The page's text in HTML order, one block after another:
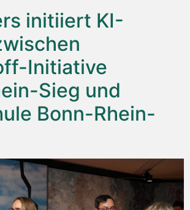
initiiert KI-
Initiative
Sieg und
Bonn-Rhein-